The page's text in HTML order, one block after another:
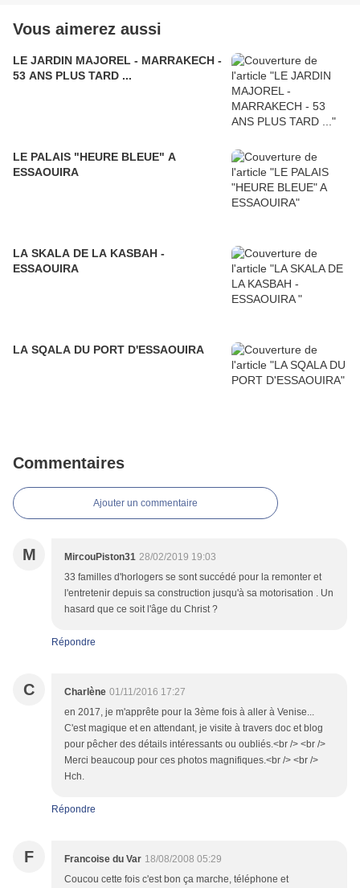
Vous aimerez aussi
LE JARDIN MAJOREL - MARRAKECH -
53 ANS PLUS TARD ...
LE PALAIS "HEURE BLEUE" A
ESSAOUIRA
LA SKALA DE LA KASBAH -
ESSAOUIRA
LA SQALA DU PORT D'ESSAOUIRA
Commentaires
Ajouter un commentaire
M MircouPiston31 28/02/2019 19:03
33 familles d'horlogers se sont succédé pour la remonter et
l'entretenir depuis sa construction jusqu'à sa motorisation . Un
hasard que ce soit l'âge du Christ ?
Répondre
C Charlène 01/11/2016 17:27
en 2017, je m'apprête pour la 3ème fois à aller à Venise...
C'est magique et en attendant, je visite à travers doc et blog
pour pêcher des détails intéressants ou oubliés.<br /> <br />
Merci beaucoup pour ces photos magnifiques.<br /> <br />
Hch.
Répondre
F Francoise du Var 18/08/2008 05:29
Coucou cette fois c'est bon ça marche, téléphone et